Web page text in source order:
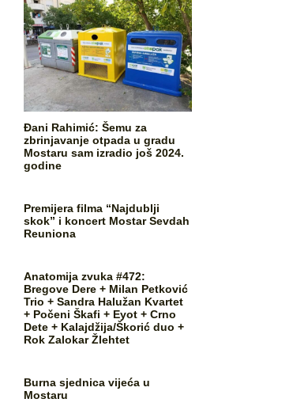
Đani Rahimić: Šemu za
zbrinjavanje otpada u gradu
Mostaru sam izradio još 2024.
godine
Premijera filma “Najdublji
skok” i koncert Mostar Sevdah
Reuniona
Anatomija zvuka #472:
Bregove Dere + Milan Petković
Trio + Sandra Halužan Kvartet
+ Počeni Škafi + Eyot + Crno
Dete + Kalajdžija/Škorić duo +
Rok Zalokar Žlehtet
Burna sjednica vijeća u
Mostaru